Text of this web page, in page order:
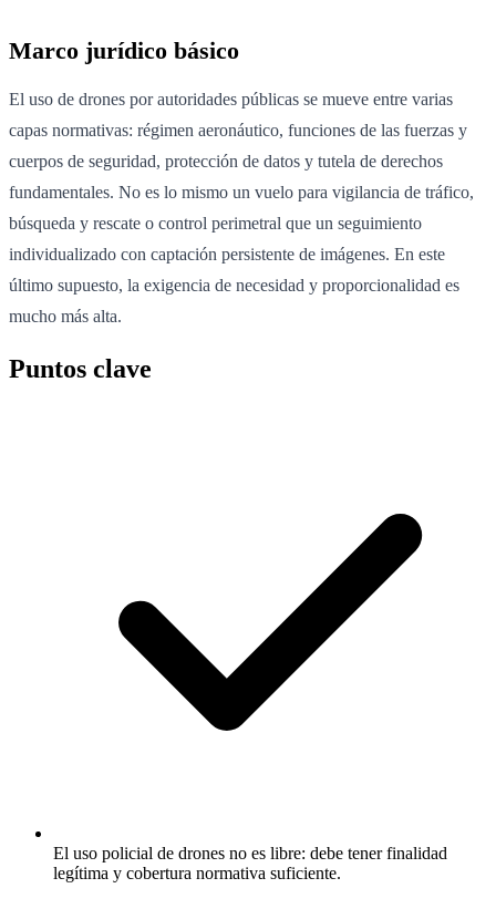
Marco jurídico básico
El uso de drones por autoridades públicas se mueve entre varias
capas normativas: régimen aeronáutico, funciones de las fuerzas y
cuerpos de seguridad, protección de datos y tutela de derechos
fundamentales. No es lo mismo un vuelo para vigilancia de tráfico,
búsqueda y rescate o control perimetral que un seguimiento
individualizado con captación persistente de imágenes. En este
último supuesto, la exigencia de necesidad y proporcionalidad es
mucho más alta.
Puntos clave
El uso policial de drones no es libre: debe tener finalidad
legítima y cobertura normativa suficiente.